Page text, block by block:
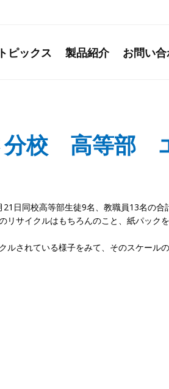
トピックス 製品紹介 お問い
分校 高等部
日同校高等部生徒9名、教職員13名の合
リサイクルはもちろんのこと、紙パック
されている様子をみて、そのスケール